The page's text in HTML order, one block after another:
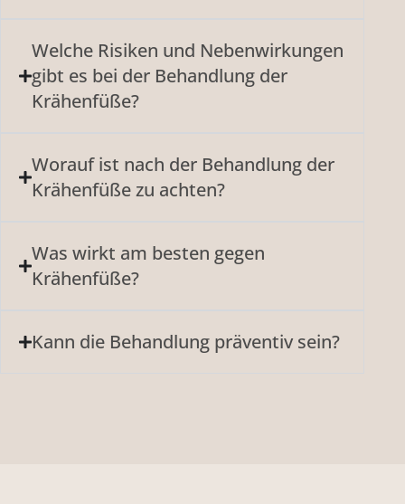
Welche Risiken und Nebenwirkungen
gibt es bei der Behandlung der
Krähenfüße?
Worauf ist nach der Behandlung der
Krähenfüße zu achten?
Was wirkt am besten gegen
Krähenfüße?
Kann die Behandlung präventiv sein?